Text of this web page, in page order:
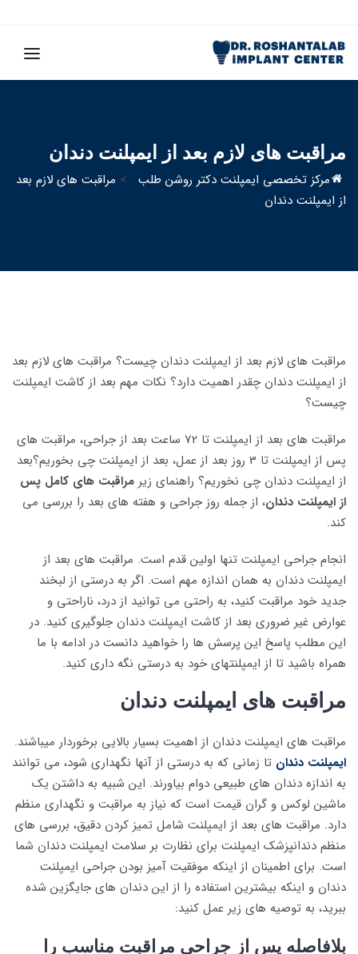
مراقبت های لازم بعد از ایمپلنت دندان
مرکز تخصصی ایمپلنت دکتر روشن طلب > مراقبت های لازم بعد
از ایمپلنت دندان
مراقبت های لازم بعد از ایمپلنت دندان چیست؟ مراقبت های لازم بعد
از ایمپلنت دندان چقدر اهمیت دارد؟ نکات مهم بعد از کاشت ایمپلنت
چیست؟
مراقبت های بعد از ایمپلنت تا 72 ساعت بعد از جراحی، مراقبت های
پس از ایمپلنت تا 3 روز بعد از عمل، بعد از ایمپلنت چی بخوریم؟بعد
از ایمپلنت دندان چی نخوریم؟ راهنمای زیر مراقبت های کامل پس
از ایمپلنت دندان، از جمله روز جراحی و هفته های بعد را بررسی می
کند.
انجام جراحی ایمپلنت تنها اولین قدم است. مراقبت های بعد از
ایمپلنت دندان به همان اندازه مهم است. اگر به درستی از لبخند
جدید خود مراقبت کنید، به راحتی می توانید از درد، ناراحتی و
عوارض غیر ضروری بعد از کاشت ایمپلنت دندان جلوگیری کنید. در
این مطلب پاسخ این پرسش ها را خواهید دانست در ادامه با ما
همراه باشید تا از ایمپلنتهای خود به درستی نگه داری کنید.
مراقبت های ایمپلنت دندان
مراقبت های ایمپلنت دندان از اهمیت بسیار بالایی برخوردار میباشند.
ایمپلنت دندان تا زمانی که به درستی از آنها نگهداری شود، می توانند
به اندازه دندان های طبیعی دوام بیاورند. این شبیه به داشتن یک
ماشین لوکس و گران قیمت است که نیاز به مراقبت و نگهداری منظم
دارد. مراقبت های بعد از ایمپلنت شامل تمیز کردن دقیق، بررسی های
منظم دندانپزشک ایمپلنت برای نظارت بر سلامت ایمپلنت دندان شما
است. برای اطمینان از اینکه موفقیت آمیز بودن جراحی ایمپلنت
دندان و اینکه بیشترین استفاده را از این دندان های جایگزین شده
ببرید، به توصیه های زیر عمل کنید:
بلافاصله پس از جراحی مراقبت مناسب را